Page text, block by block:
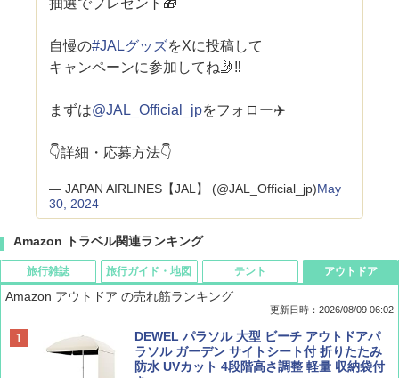
自慢の#JALグッズをXに投稿して
キャンペーンに参加してね🤳‼️
まずは@JAL_Official_jpをフォロー✈️
👇詳細・応募方法👇
— JAPAN AIRLINES【JAL】 (@JAL_Official_jp)May
30, 2024
Amazon トラベル関連ランキング
旅行雑誌
BE-PAL(ビ-パル) 2026年 9 月号【特別付録:
SOTO ミニマル"旅"財布 ランダム2種】
旅行ガイド・地図
地球の歩き方 スター・ウォーズ
￥2,695
テント
[キャンパーズコレクション 山善] ポップアッ
プテント 傘みたいに広げて畳める パッとサ
ッとサンシェード キューブ フルクローズ メ
アウトドア
Amazon アウトドア の売れ筋ランキング
更新日時：2026/08/09 06:02
DEWEL パラソル 大型 ビーチ アウトドアパ
ラソル ガーデン サイトシート付 折りたたみ
防水 UVカット 4段階高さ調整 軽量 収納袋付